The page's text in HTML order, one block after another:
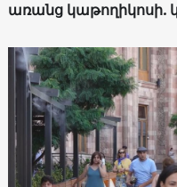
առանց կաթողիկոսի.